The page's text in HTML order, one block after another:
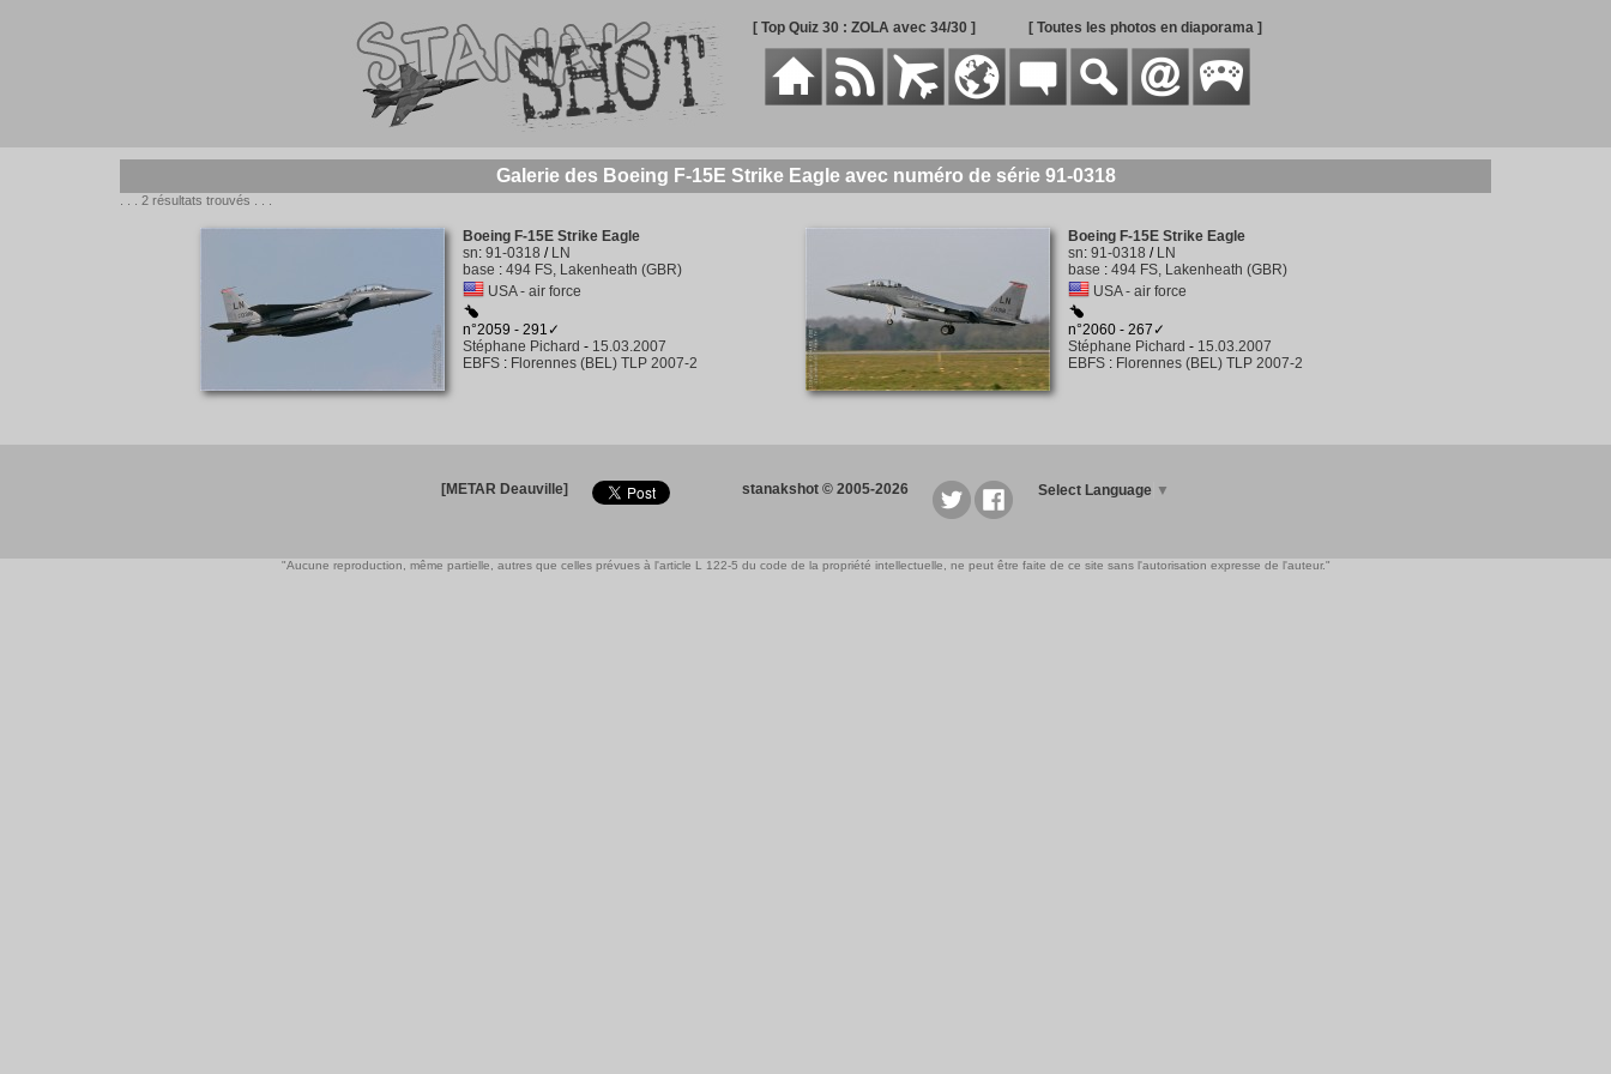
[ Top Quiz 30 : ZOLA avec 34/30 ] [ Toutes les photos en diaporama ]
Galerie des Boeing F-15E Strike Eagle avec numéro de série 91-0318
. . . 2 résultats trouvés . . .
Boeing F-15E Strike Eagle
sn: 91-0318 / LN
base : 494 FS, Lakenheath (GBR)
USA - air force
n°2059 - 291✓
Stéphane Pichard - 15.03.2007
EBFS : Florennes (BEL) TLP 2007-2
Boeing F-15E Strike Eagle
sn: 91-0318 / LN
base : 494 FS, Lakenheath (GBR)
USA - air force
n°2060 - 267✓
Stéphane Pichard - 15.03.2007
EBFS : Florennes (BEL) TLP 2007-2
[METAR Deauville] stanakshot © 2005-2026 Select Language ▼
"Aucune reproduction, même partielle, autres que celles prévues à l'article L 122-5 du code de la propriété intellectuelle, ne peut être faite de ce site sans l'autorisation expresse de l'auteur."